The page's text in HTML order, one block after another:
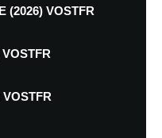
(2026) VOSTFR